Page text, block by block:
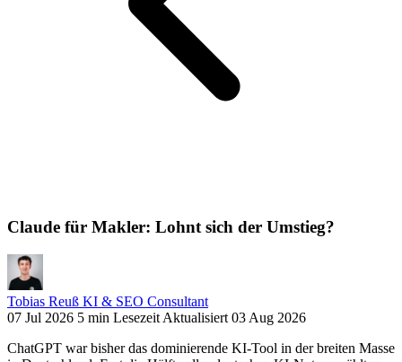
Claude für Makler: Lohnt sich der Umstieg?
Tobias Reuß KI & SEO Consultant
07 Jul 2026 5 min Lesezeit Aktualisiert 03 Aug 2026
ChatGPT war bisher das dominierende KI-Tool in der breiten Masse